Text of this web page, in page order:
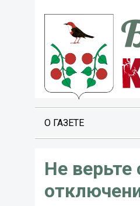
О ГАЗЕТЕ
Не